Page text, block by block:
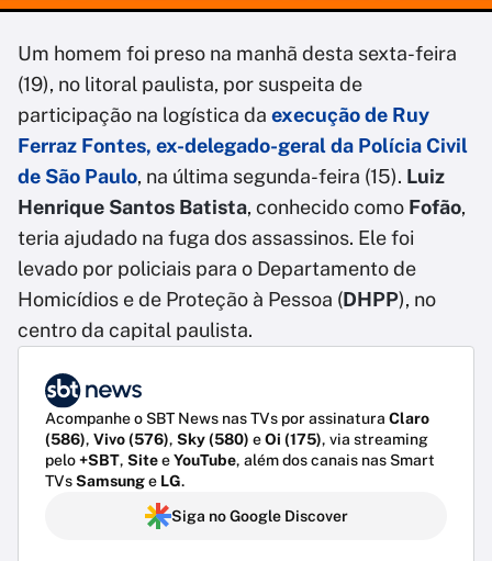
Um homem foi preso na manhã desta sexta-feira
(19), no litoral paulista, por suspeita de
participação na logística da execução de Ruy
Ferraz Fontes, ex-delegado-geral da Polícia Civil
de São Paulo, na última segunda-feira (15). Luiz
Henrique Santos Batista, conhecido como Fofão,
teria ajudado na fuga dos assassinos. Ele foi
levado por policiais para o Departamento de
Homicídios e de Proteção à Pessoa (DHPP), no
centro da capital paulista.
Acompanhe o SBT News nas TVs por assinatura Claro
(586), Vivo (576), Sky (580) eOi (175), via streaming
pelo+SBT, SiteeYouTube, além dos canais nas Smart
TVsSamsunge LG.
Siga no Google Discover